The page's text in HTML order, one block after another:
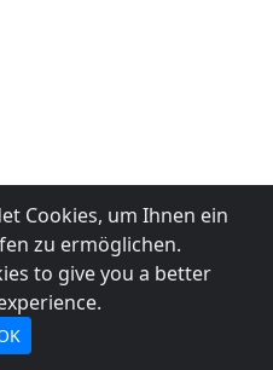
Cookies, um Ihnen ein
zu ermöglichen.
to give you a better